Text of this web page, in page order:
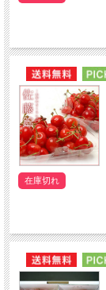
NEW
在庫切れ
NEW